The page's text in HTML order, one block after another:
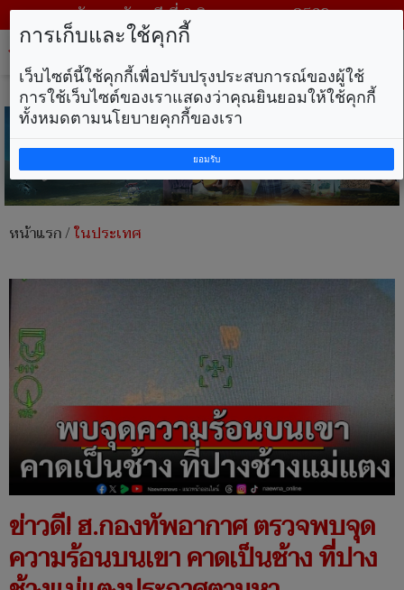
วันพฤหัสบดี ที่ 6 สิงหาคม พ.ศ. 2569
หน้าแรก/ในประเทศ
ข่าวดี! ฮ.กองทัพอากาศ ตรวจพบจุด
ความร้อนบนเขา คาดเป็นช้าง ที่ปาง
การเก็บและใช้คุกกี้
เว็บไซต์นี้ใช้คุกกี้เพื่อปรับปรุงประสบการณ์ของผู้ใช้
การใช้เว็บไซต์ของเราแสดงว่าคุณยินยอมให้ใช้คุกกี้
ทั้งหมดตามนโยบายคุกกี้ของเรา
ยอมรับ